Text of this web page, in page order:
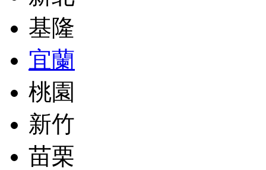
基隆
宜蘭
桃園
新竹
苗栗